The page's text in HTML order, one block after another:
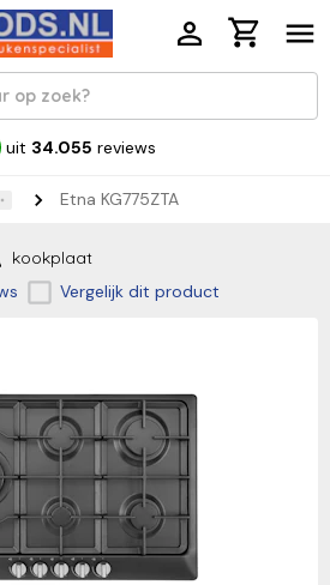
uit 34.055 reviews
Etna KG775ZTA
kookplaat
Vergelijk dit product